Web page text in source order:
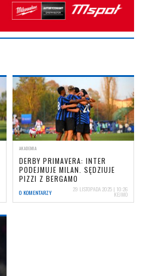
AKADEMIA
DERBY PRIMAVERA: INTER
PODEJMUJE MILAN. SĘDZIUJE
PIZZI Z BERGAMO
0 KOMENTARZY 29 LISTOPADA 2025 | 10:26
KEJMO